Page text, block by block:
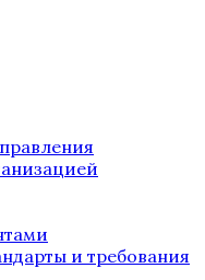
и требования